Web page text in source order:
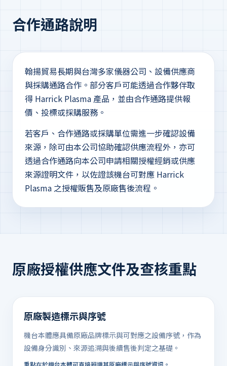
合作通路說明
翰揚貿易長期與台灣多家儀器公司、設備供應商
與採購通路合作。部分客戶可能透過合作夥伴取
得 Harrick Plasma 產品，並由合作通路提供報
價、投標或採購服務。
若客戶、合作通路或採購單位需進一步確認設備
來源，除可由本公司協助確認供應流程外，亦可
透過合作通路向本公司申請相關授權經銷或供應
來源證明文件，以佐證該機台可對應 Harrick
Plasma 之授權販售及原廠售後流程。
原廠授權供應文件及查核重點
原廠製造標示與序號
機台本體應具備原廠品牌標示與可對應之設備序號，作為
設備身分識別、來源追溯與後續售後判定之基礎。
重點在於機台本體可直接辨識其原廠標示與序號資訊。